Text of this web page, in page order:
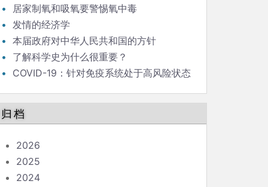
居家制氧和吸氧要警惕氧中毒
发情的经济学
本届政府对中华人民共和国的方针
了解科学史为什么很重要？
COVID-19：针对免疫系统处于高风险状态
归档
2026
2025
2024